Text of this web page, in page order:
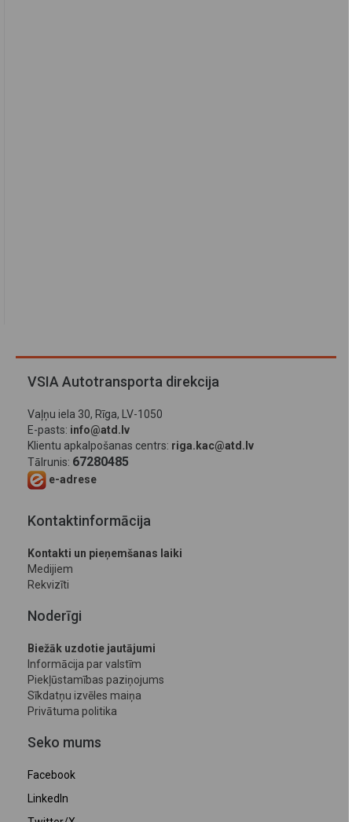
VSIA Autotransporta direkcija
Vaļņu iela 30, Rīga, LV-1050
E-pasts: info@atd.lv
Klientu apkalpošanas centrs: riga.kac@atd.lv
Tālrunis: 67280485
e-adrese
Kontaktinformācija
Kontakti un pieņemšanas laiki
Medijiem
Rekvizīti
Noderīgi
Biežāk uzdotie jautājumi
Informācija par valstīm
Piekļūstamības paziņojums
Sīkdatņu izvēles maiņa
Privātuma politika
Seko mums
Facebook
LinkedIn